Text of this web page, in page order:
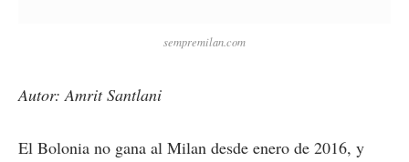
sempremilan.com
Autor: Amrit Santlani
El Bolonia no gana al Milan desde enero de 2016, y